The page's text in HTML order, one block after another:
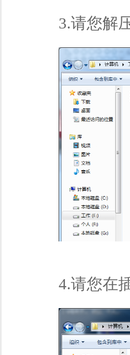
3.请您解压
4.请您在插